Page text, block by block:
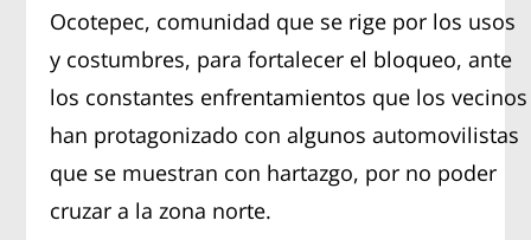
Ocotepec, comunidad que se rige por los usos
y costumbres, para fortalecer el bloqueo, ante
los constantes enfrentamientos que los vecinos
han protagonizado con algunos automovilistas
que se muestran con hartazgo, por no poder
cruzar a la zona norte.